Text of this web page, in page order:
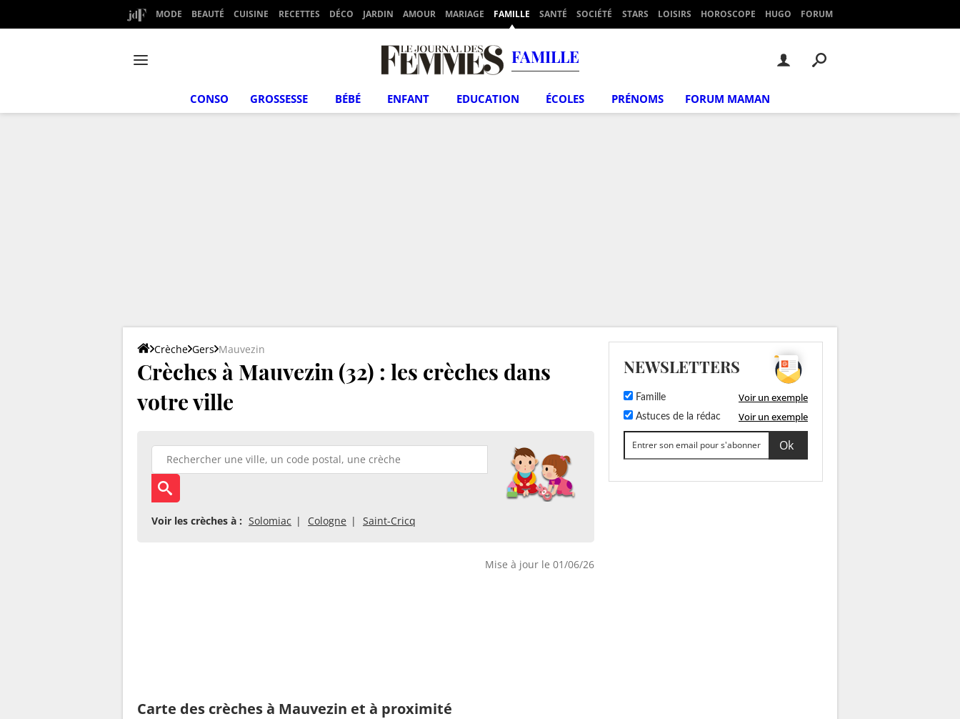
MODE BEAUTÉ CUISINE RECETTES DÉCO JARDIN AMOUR MARIAGE FAMILLE SANTÉ SOCIÉTÉ STARS LOISIRS HOROSCOPE HUGO FORUM
FAMILLE
CONSO GROSSESSE BÉBÉ ENFANT EDUCATION ÉCOLES PRÉNOMS FORUM MAMAN
Crèche Gers Mauvezin
Crèches à Mauvezin (32) : les crèches dans
votre ville
Voir les crèches à : Solomiac Cologne Saint-Cricq
Mise à jour le 01/06/26
Carte des crèches à Mauvezin et à proximité
NEWSLETTERS
Famille Voir un exemple
Astuces de la rédac Voir un exemple